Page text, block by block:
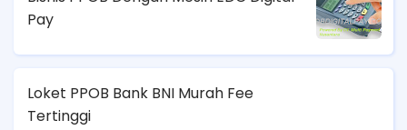
Pay
Loket PPOB Bank BNI Murah Fee
Tertinggi